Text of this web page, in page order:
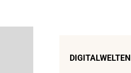
DIGITALWELTEN